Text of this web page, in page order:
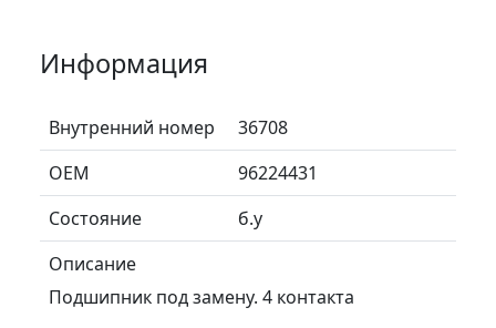
Информация
Внутренний номер
36708
ОЕМ
96224431
Состояние
б.у
Описание
Подшипник под замену. 4 контакта